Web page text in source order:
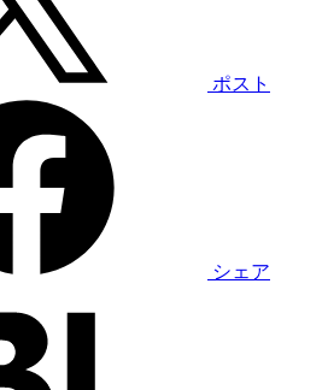
ポスト
シェア